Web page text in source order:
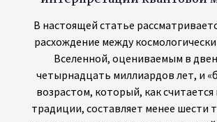
Торе и науке, которая была
этого противоречия с точки
волновой функции в копенгагенской
квантовой механики (КМ). Продолжая
теперь подойду к проблеме с
зрения многомировой